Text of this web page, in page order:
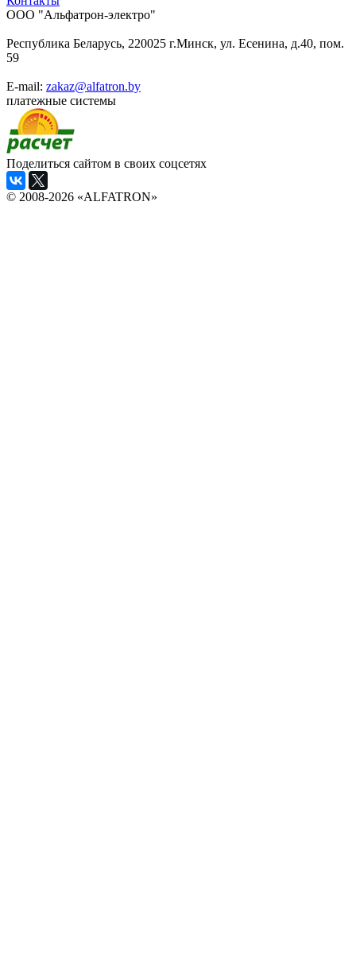
ООО "Альфатрон-электро"
Республика Беларусь, 220025 г.Минск, ул. Есенина, д.40, пом.
59
E-mail: zakaz@alfatron.by
платежные системы
Поделиться сайтом в своих соцсетях
© 2008-2026 «ALFATRON»